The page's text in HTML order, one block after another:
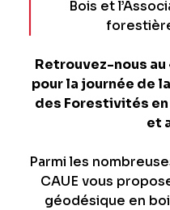
Bois et
Retrouvez-nous
pour la journée de
des Forestivités
et
Parmi les
CAUE vous
géodésique en